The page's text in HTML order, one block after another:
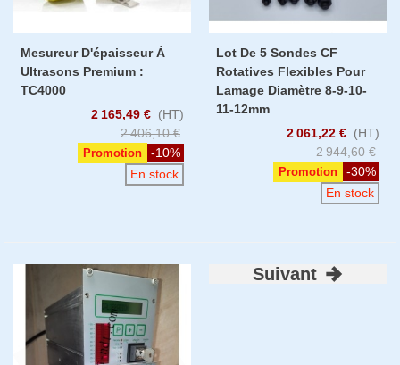
Mesureur D'épaisseur À
Ultrasons Premium :
TC4000
2 165,49 € (HT)
2 406,10 €
Promotion
-10%
En stock
Lot De 5 Sondes CF
Rotatives Flexibles Pour
Lamage Diamètre 8-9-10-
11-12mm
2 061,22 € (HT)
2 944,60 €
Promotion
-30%
En stock
Suivant